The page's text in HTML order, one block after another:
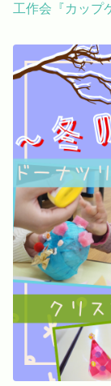
工作会『カップ